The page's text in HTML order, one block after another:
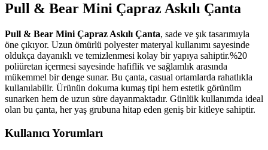
Pull & Bear Mini Çapraz Askılı Çanta
Pull & Bear Mini Çapraz Askılı Çanta, sade ve şık tasarımıyla
öne çıkıyor. Uzun ömürlü polyester materyal kullanımı sayesinde
oldukça dayanıklı ve temizlenmesi kolay bir yapıya sahiptir.%20
poliüretan içermesi sayesinde hafiflik ve sağlamlık arasında
mükemmel bir denge sunar. Bu çanta, casual ortamlarda rahatlıkla
kullanılabilir. Ürünün dokuma kumaş tipi hem estetik görünüm
sunarken hem de uzun süre dayanmaktadır. Günlük kullanımda ideal
olan bu çanta, her yaş grubuna hitap eden geniş bir kitleye sahiptir.
Kullanıcı Yorumları